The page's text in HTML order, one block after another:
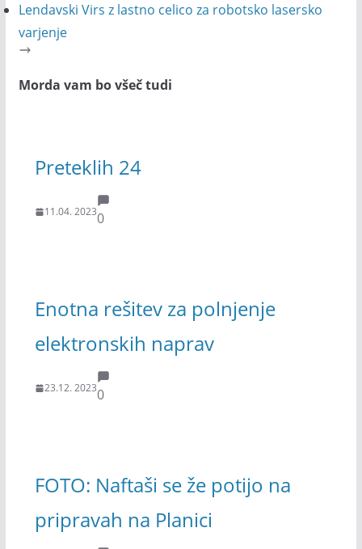
Lendavski Virs z lastno celico za robotsko lasersko
varjenje
Morda vam bo všeč tudi
Preteklih 24
11.04. 20230
Enotna rešitev za polnjenje
elektronskih naprav
23.12. 20230
FOTO: Naftaši se že potijo na
pripravah na Planici